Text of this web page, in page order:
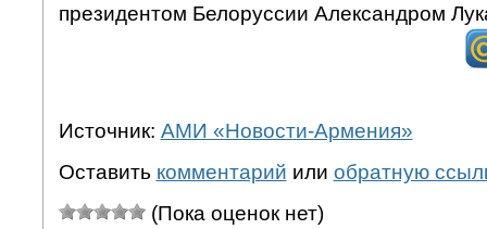
президентом Белоруссии Александром
Источник: АМИ «Новости-Армения»
Оставить комментарий или обратную
(Пока оценок нет)